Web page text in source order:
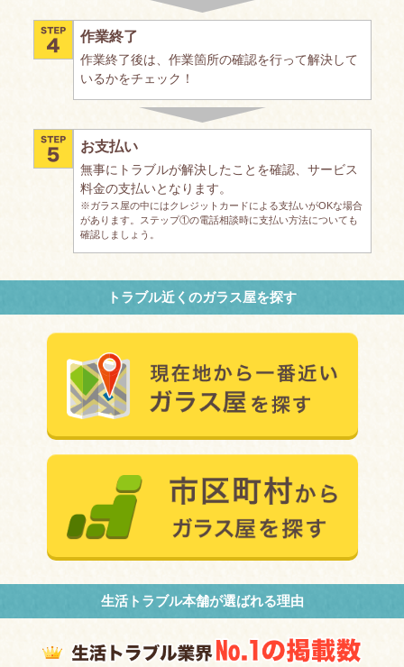
作業終了
作業終了後は、作業箇所の確認を行って解決して
いるかをチェック！
お支払い
無事にトラブルが解決したことを確認、サービス
料金の支払いとなります。
※ガラス屋の中にはクレジットカードによる支払いがOKな場合
があります。ステップ①の電話相談時に支払い方法についても
確認しましょう。
トラブル近くのガラス屋を探す
生活トラブル本舗が選ばれる理由